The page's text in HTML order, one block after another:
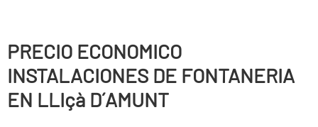
PRECIO ECONOMICO
INSTALACIONES DE FONTANERIA
EN LLIçà D´AMUNT